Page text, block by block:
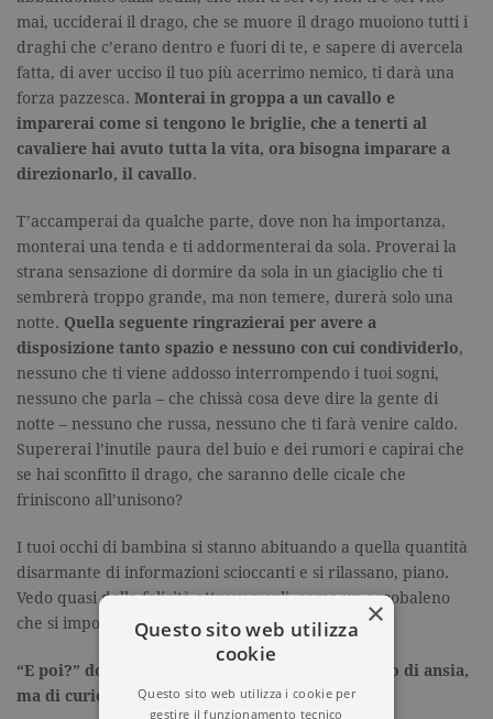
mai, ucciderai il drago, che se muore il drago muoiono tutti i
draghi che c’erano dentro e fuori di te, e sapere di avercela
fatta, di aver ucciso il tuo più acerrimo nemico, ti darà una
forza pazzesca. Monterai in groppa a un cavallo e
imparerai come si tengono le briglie, che a tenerti al
cavaliere hai avuto tutta la vita, ora bisogna imparare a
direzionarlo, il cavallo.
T’accamperai da qualche parte, dove non ha importanza,
monterai una tenda e ti addormenterai da sola. Proverai la
strana sensazione di dormire da sola in un giaciglio che ti
sembrerà troppo grande, ma non temere, durerà solo una
notte. Quella seguente ringrazierai per avere a
disposizione tanto spazio e nessuno con cui condividerlo,
nessuno che ti viene addosso interrompendo i tuoi sogni,
nessuno che parla – che chissà cosa deve dire la gente di
notte – nessuno che russa, nessuno che ti farà venire caldo.
Supererai l’inutile paura del buio e dei rumori e capirai che
se hai sconfitto il drago, che saranno delle cicale che
friniscono all’unisono?
I tuoi occhi di bambina si stanno abituando a quella quantità
disarmante di informazioni scioccanti e si rilassano, piano.
Vedo quasi della felicità attraversarli, come un arcobaleno
che si impone nel cielo dopo un acquazzone.
“E poi?” domandi. Ma non è più un “E poi” colmo di ansia,
ma di curiosità.
×
Questo sito web utilizza
cookie
Questo sito web utilizza i cookie per
gestire il funzionamento tecnico